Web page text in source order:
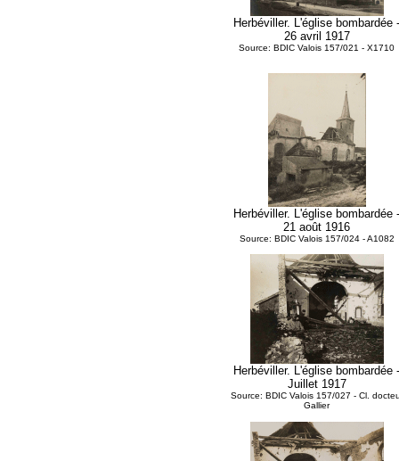
Herbéviller. L'église bombardée -
26 avril 1917
Source: BDIC Valois 157/021 - X1710
Herbéviller. L'église bombardée -
21 août 1916
Source: BDIC Valois 157/024 - A1082
Herbéviller. L'église bombardée -
Juillet 1917
Source: BDIC Valois 157/027 - Cl.
Gallier